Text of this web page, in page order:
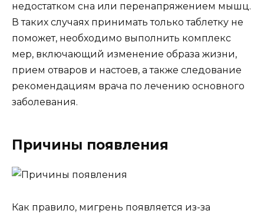
недостатком сна или перенапряжением мышц.
В таких случаях принимать только таблетку не
поможет, необходимо выполнить комплекс
мер, включающий изменение образа жизни,
прием отваров и настоев, а также следование
рекомендациям врача по лечению основного
заболевания.
Причины появления
Как правило, мигрень появляется из-за